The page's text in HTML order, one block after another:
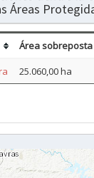
Áreas
Área sobreposta
25.060,00 ha